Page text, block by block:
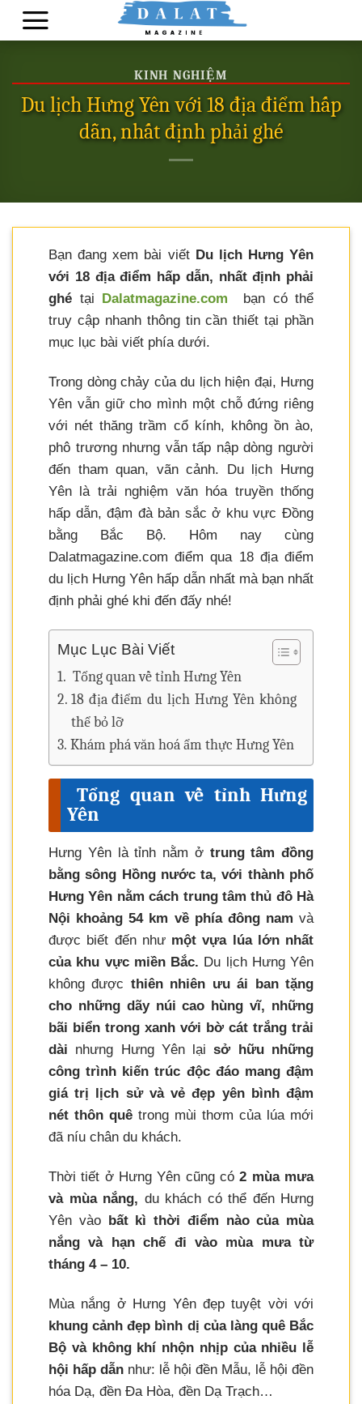
Skip
KINH NGHIỆM
Du lịch Hưng Yên với 18 địa điểm hấp
dẫn, nhất định phải ghé
Bạn đang xem bài viết Du lịch Hưng Yên
với 18 địa điểm hấp dẫn, nhất định phải
ghé tại Dalatmagazine.com
bạn có thể
truy cập nhanh thông tin cần thiết tại phần
mục lục bài viết phía dưới.
Trong dòng chảy của du lịch hiện đại, Hưng
Yên vẫn giữ cho mình một chỗ đứng riêng
với nét thăng trầm cổ kính, không ồn ào,
phô trương nhưng vẫn tấp nập dòng người
đến tham quan, vãn cảnh. Du lịch Hưng
Yên là trải nghiệm văn hóa truyền thống
hấp dẫn, đậm đà bản sắc ở khu vực Đồng
bằng Bắc Bộ. Hôm nay cùng
Dalatmagazine.com điểm qua 18 địa điểm
du lịch Hưng Yên hấp dẫn nhất mà bạn nhất
định phải ghé khi đến đấy nhé!
Mục Lục Bài Viết
Tổng quan về tỉnh Hưng Yên
18 địa điểm du lịch Hưng Yên không
thể bỏ lỡ
Khám phá văn hoá ẩm thực Hưng Yên
Tổng quan về tỉnh Hưng
Yên
Hưng Yên là tỉnh nằm ở trung tâm đồng
bằng sông Hồng nước ta, với thành phố
Hưng Yên nằm cách trung tâm thủ đô Hà
Nội khoảng 54 km về phía đông nam và
được biết đến như một vựa lúa lớn nhất
của khu vực miền Bắc. Du lịch Hưng Yên
không được thiên nhiên ưu ái ban tặng
cho những dãy núi cao hùng vĩ, những
bãi biển trong xanh với bờ cát trắng trải
dài nhưng Hưng Yên lạisở hữu những
công trình kiến trúc độc đáo mang đậm
giá trị lịch sử và vẻ đẹp yên bình đậm
nét thôn quê trong mùi thơm của lúa mới
đã níu chân du khách.
Thời tiết ở Hưng Yên cũng có2 mùa mưa
và mùa nắng, du khách có thể đến Hưng
Yên vào
bất kì thời điểm nào của mùa
nắng và hạn chế đi vào mùa mưa từ
tháng 4 – 10.
Mùa nắng ở Hưng Yên đẹp tuyệt vời với
khung cảnh đẹp bình dị của làng quê Bắc
Bộ và không khí nhộn nhịp của nhiều lễ
hội hấp dẫn như: lễ hội đền Mẫu, lễ hội đền
hóa Dạ, đền Đa Hòa, đền Dạ Trạch…